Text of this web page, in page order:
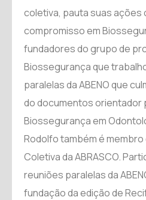
coletiva, pauta suas ações
compromisso em
fundadores do grupo de
Biossegurança que
paralelas da ABENO que
do documentos orientador
Biossegurança em
Rodolfo também é membro
Coletiva da ABRASCO.
reuniões paralelas da
fundação da edição de